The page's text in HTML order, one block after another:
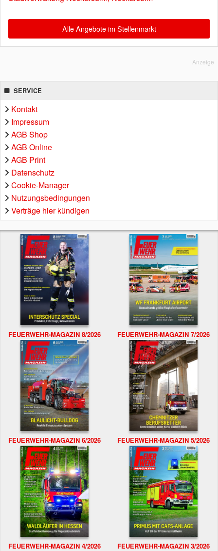
Alle Angebote im Stellenmarkt
Anzeige
SERVICE
Kontakt
Impressum
AGB Shop
AGB Online
AGB Print
Datenschutz
Cookie-Manager
Nutzungsbedingungen
Verträge hier kündigen
FEUERWEHR-MAGAZIN 8/2026 FEUERWEHR-MAGAZIN 7/2026
FEUERWEHR-MAGAZIN 6/2026 FEUERWEHR-MAGAZIN 5/2026
FEUERWEHR-MAGAZIN 4/2026 FEUERWEHR-MAGAZIN 3/2026